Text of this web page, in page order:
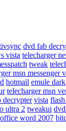
dvd fab
vista telecharger
tweak
msn messenger
hotmail emule dark
telecharger msn
decrypter vista
ultra 2 tweakui
word 2007